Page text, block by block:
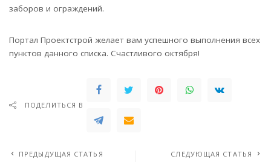
заборов и ограждений.
Портал Проектстрой желает вам успешного выполнения всех
пунктов данного списка. Счастливого октября!
ПОДЕЛИТЬСЯ В
ПРЕДЫДУЩАЯ СТАТЬЯ СЛЕДУЮЩАЯ СТАТЬЯ